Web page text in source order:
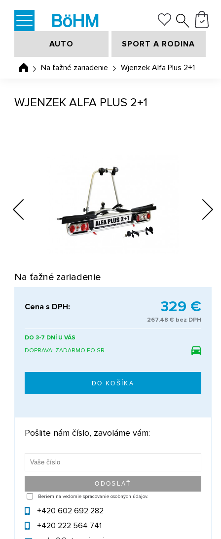
AUTO SPORT A RODINA
Na ťažné zariadenie Wjenzek Alfa Plus 2+1
Previous Next
WJENZEK ALFA PLUS 2+1
Na ťažné zariadenie
Cena s DPH: 329 €
267,48 € bez DPH
DO 3-7 DNÍ U VÁS
DOPRAVA: ZADARMO PO SR
Pošlite nám číslo, zavoláme vám:
Beriem na vedomie spracovanie osobných údajov.
+420 602 692 282
+420 222 564 741